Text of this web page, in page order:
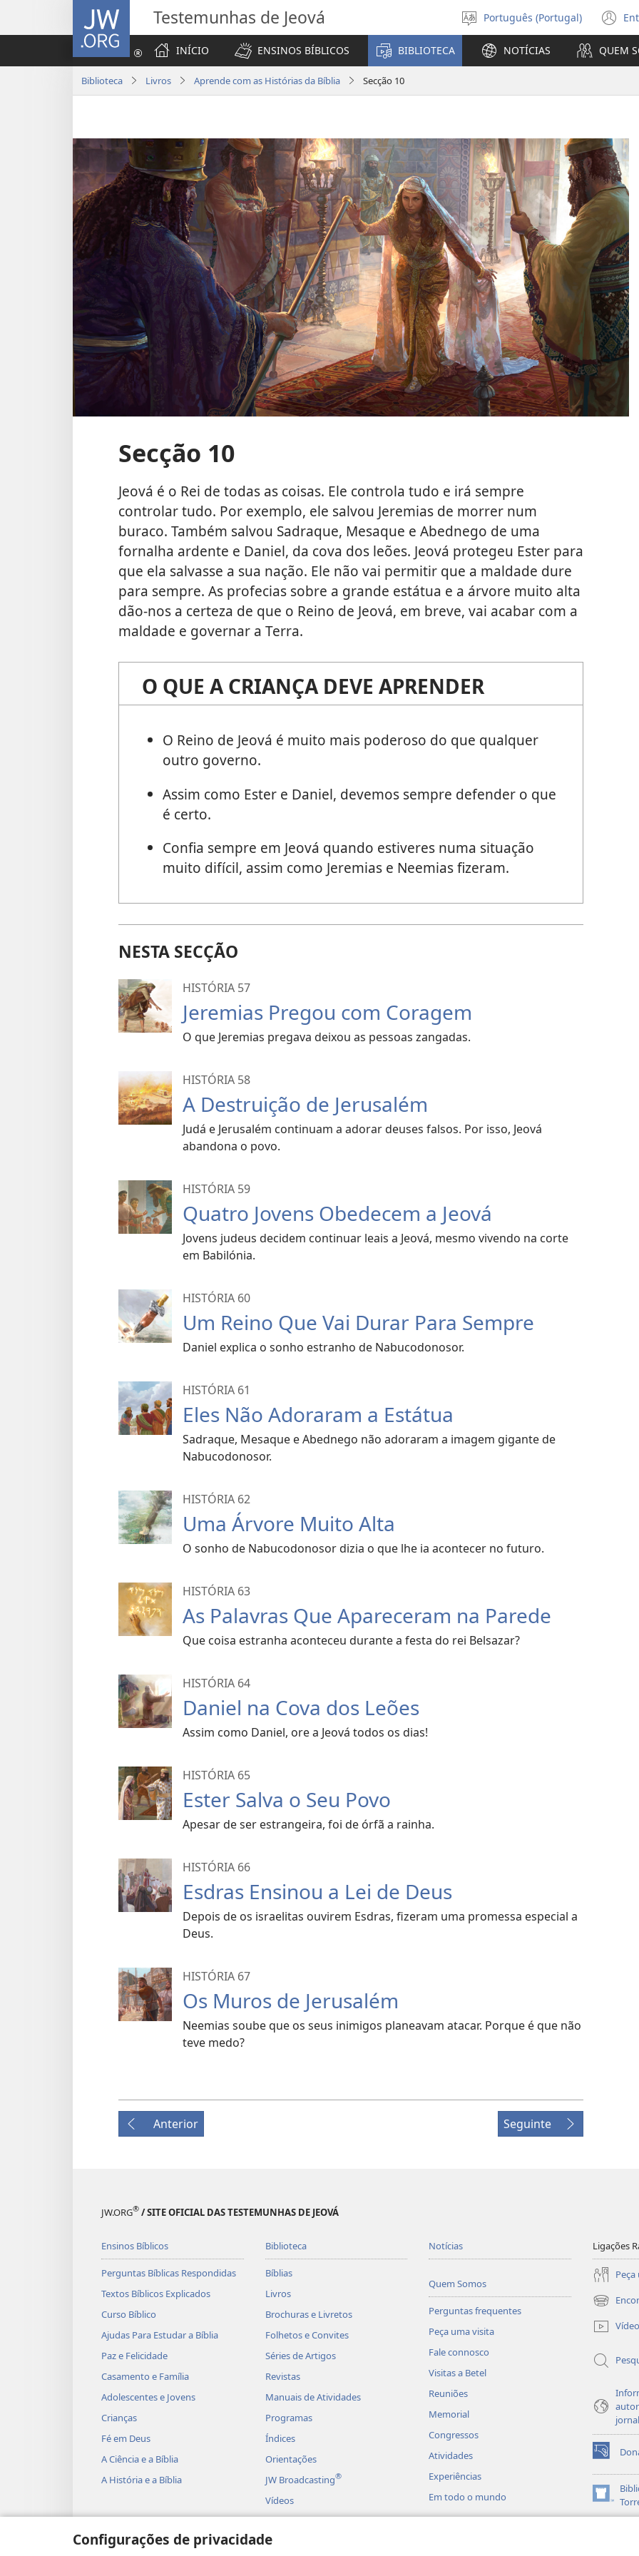
Configurações de privacidade
JW.ORG Testemunhas de Jeová
Selecionar
Língua
Português (Portugal)
INÍCIO
ENSINOS BÍBLICOS BIBLIOTECA NOTÍCIAS QUEM
Biblioteca Livros Aprende com as Histórias da Bíblia Secção 10
Secção 10
Jeová é o Rei de todas as coisas. Ele controla tudo e irá sempre
controlar tudo. Por exemplo, ele salvou Jeremias de morrer num
buraco. Também salvou Sadraque, Mesaque e Abednego de uma
fornalha ardente e Daniel, da cova dos leões. Jeová protegeu Ester para
que ela salvasse a sua nação. Ele não vai permitir que a maldade dure
para sempre. As profecias sobre a grande estátua e a árvore muito alta
dão-nos a certeza de que o Reino de Jeová, em breve, vai acabar com a
maldade e governar a Terra.
O QUE A CRIANÇA DEVE APRENDER
O Reino de Jeová é muito mais poderoso do que qualquer
outro governo.
Assim como Ester e Daniel, devemos sempre defender o que
é certo.
Confia sempre em Jeová quando estiveres numa situação
muito difícil, assim como Jeremias e Neemias fizeram.
NESTA SECÇÃO
HISTÓRIA 57
Jeremias Pregou com Coragem
O que Jeremias pregava deixou as pessoas zangadas.
HISTÓRIA 58
A Destruição de Jerusalém
Judá e Jerusalém continuam a adorar deuses falsos. Por isso, Jeová
abandona o povo.
HISTÓRIA 59
Quatro Jovens Obedecem a Jeová
Jovens judeus decidem continuar leais a Jeová, mesmo vivendo na corte
em Babilónia.
HISTÓRIA 60
Um Reino Que Vai Durar Para Sempre
Daniel explica o sonho estranho de Nabucodonosor.
HISTÓRIA 61
Eles Não Adoraram a Estátua
Sadraque, Mesaque e Abednego não adoraram a imagem gigante de
Nabucodonosor.
HISTÓRIA 62
Uma Árvore Muito Alta
O sonho de Nabucodonosor dizia o que lhe ia acontecer no futuro.
HISTÓRIA 63
As Palavras Que Apareceram na Parede
Que coisa estranha aconteceu durante a festa do rei Belsazar?
HISTÓRIA 64
Daniel na Cova dos Leões
Assim como Daniel, ore a Jeová todos os dias!
HISTÓRIA 65
Ester Salva o Seu Povo
Apesar de ser estrangeira, foi de órfã a rainha.
HISTÓRIA 66
Esdras Ensinou a Lei de Deus
Depois de os israelitas ouvirem Esdras, fizeram uma promessa especial a
Deus.
HISTÓRIA 67
Os Muros de Jerusalém
Neemias soube que os seus inimigos planeavam atacar. Porque é que não
teve medo?
Anterior Seguinte
JW.ORG® / SITE OFICIAL DAS TESTEMUNHAS DE JEOVÁ
Ensinos Bíblicos
Perguntas Bíblicas Respondidas
Textos Bíblicos Explicados
Curso Bíblico
Ajudas Para Estudar a Bíblia
Paz e Felicidade
Casamento e Família
Adolescentes e Jovens
Crianças
Fé em Deus
A Ciência e a Bíblia
A História e a Bíblia
Biblioteca
Bíblias
Livros
Brochuras e Livretos
Folhetos e Convites
Séries de Artigos
Revistas
Manuais de Atividades
Programas
Índices
Orientações
JW Broadcasting®
Vídeos
Música
Dramatizações em Áudio
Notícias
Quem Somos
Perguntas frequentes
Peça uma visita
Fale connosco
Visitas a Betel
Reuniões
Memorial
Congressos
Atividades
Experiências
Em todo o mundo
Ligações
(abre
uma
nova
(abre
uma
nova
janela)
(abre
uma